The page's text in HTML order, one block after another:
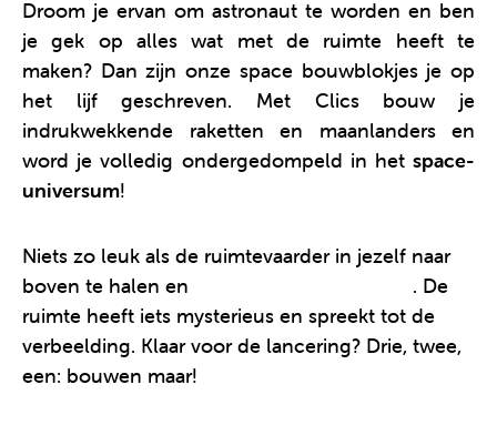
Droom je ervan om astronaut te worden en ben
je gek op alles wat met de ruimte heeft te
maken? Dan zijn onze space bouwblokjes je op
het lijf geschreven. Met Clics bouw je
indrukwekkende raketten en maanlanders en
word je volledig ondergedompeld in het space-
universum!
Niets zo leuk als de ruimtevaarder in jezelf naar
boven te halen en
. De
ruimte heeft iets mysterieus en spreekt tot de
verbeelding. Klaar voor de lancering? Drie, twee,
een: bouwen maar!